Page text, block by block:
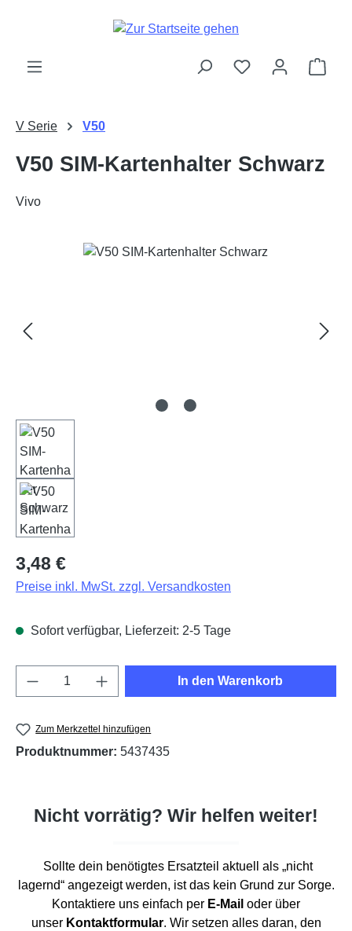
Zum Hauptinhalt springen
V Serie V50
V50 SIM-Kartenhalter Schwarz
Vivo
Bildergalerie überspringen
Regulärer Preis:
3,48 €
Preise inkl. MwSt. zzgl. Versandkosten
Sofort verfügbar, Lieferzeit: 2-5 Tage
Produkt Anzahl: Gib den gewünschten
In den Warenkorb
Zum Merkzettel hinzufügen
Produktnummer: 5437435
Nicht vorrätig? Wir helfen weiter!
Sollte dein benötigtes Ersatzteil aktuell als „nicht
lagernd“ angezeigt werden, ist das kein Grund zur Sorge.
Kontaktiere uns einfach per E-Mail oder über
unser Kontaktformular. Wir setzen alles daran, den